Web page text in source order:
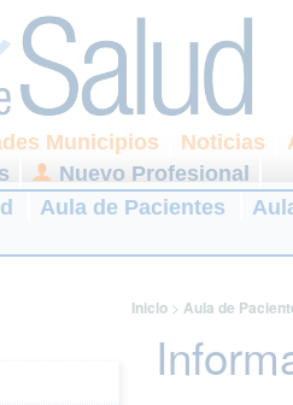
Municipios Noticias
Nuevo Profesional
Aula de Pacientes
Inicio> Aula de